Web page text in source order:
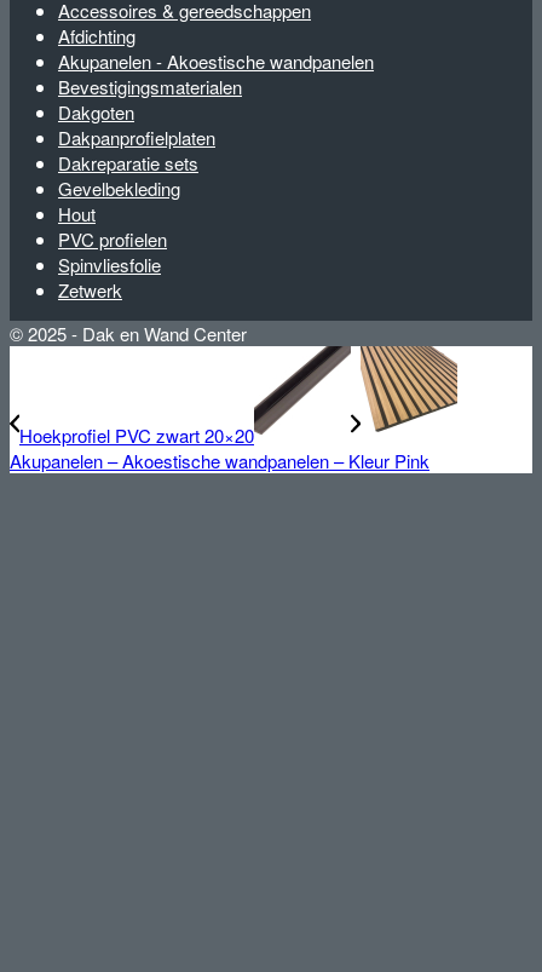
Accessoires & gereedschappen
Afdichting
Akupanelen - Akoestische wandpanelen
Bevestigingsmaterialen
Dakgoten
Dakpanprofielplaten
Dakreparatie sets
Gevelbekleding
Hout
PVC profielen
Spinvliesfolie
Zetwerk
© 2025 - Dak en Wand Center
Hoekprofiel PVC zwart 20×20
Akupanelen – Akoestische wandpanelen – Kleur Pink